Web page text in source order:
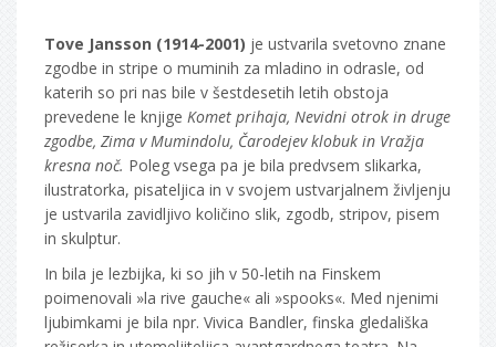
Tove Jansson (1914-2001) je ustvarila svetovno znane
zgodbe in stripe o muminih za mladino in odrasle, od
katerih so pri nas bile v šestdesetih letih obstoja
prevedene le knjige Komet prihaja, Nevidni otrok in druge
zgodbe, Zima v Mumindolu, Čarodejev klobuk in Vražja
kresna noč. Poleg vsega pa je bila predvsem slikarka,
ilustratorka, pisateljica in v svojem ustvarjalnem življenju
je ustvarila zavidljivo količino slik, zgodb, stripov, pisem
in skulptur.
In bila je lezbijka, ki so jih v 50-letih na Finskem
poimenovali »la rive gauche« ali »spooks«. Med njenimi
ljubimkami je bila npr. Vivica Bandler, finska gledališka